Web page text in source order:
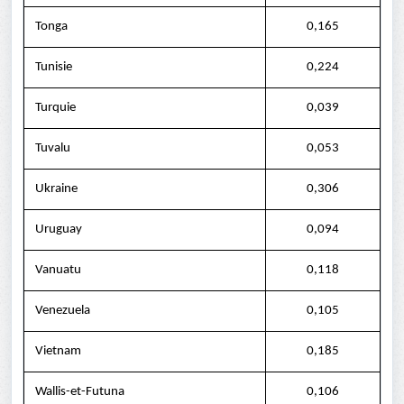
Tonga 0,165
Tunisie 0,224
Turquie 0,039
Tuvalu 0,053
Ukraine 0,306
Uruguay 0,094
Vanuatu 0,118
Venezuela 0,105
Vietnam 0,185
Wallis-et-Futuna 0,106